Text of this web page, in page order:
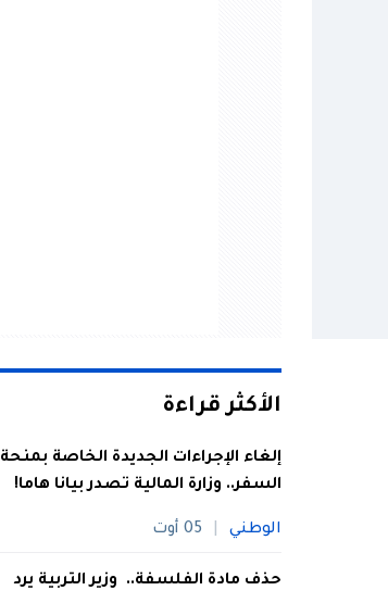
الأكثر قراءة
إلغاء الإجراءات الجديدة الخاصة بمنحة
السفر.. وزارة المالية تصدر بيانا هاما!
الوطني 05 أوت
حذف مادة الفلسفة.. وزير التربية يرد